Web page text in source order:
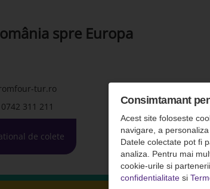
spre Europa
tur.ro
311 211
de colete
Consimtamant
Acest site foloseste
navigare, a
Datele colectate pot fi
analiza. Pentru mai
cookie-urile si
confidentialitate si